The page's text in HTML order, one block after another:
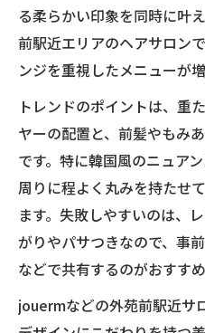
る柔らかい印象を同時に叶
前駅近エリアのヘアサロン
ンジを重視したメニューが増
トレンドのポイントは、重
ヤーの配置と、前髪やもみ
です。特に韓国風のニュア
周りに程よく丸みを持たせ
ます。失敗しやすいのは、
がりやパサつきなので、事
などで共有するのがおすすめ
jouermなどの外苑前駅近サ